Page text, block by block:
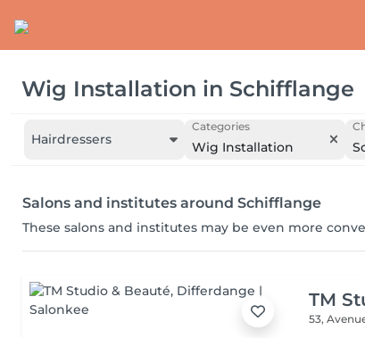
Wig Installation in Schifflange
Hairdressers
Categories
Wig Installation
Salons and institutes around Schifflange
These salons and institutes may be even more
TM
53,